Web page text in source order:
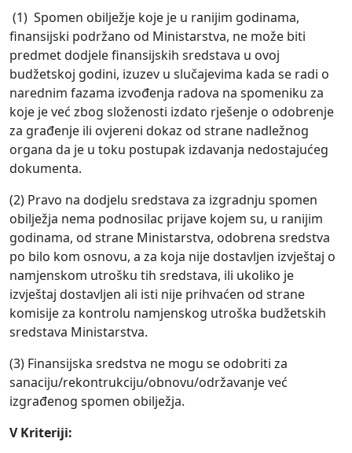
(1) Spomen obilježje koje je u ranijim godinama,
finansijski podržano od Ministarstva, ne može biti
predmet dodjele finansijskih sredstava u ovoj
budžetskoj godini, izuzev u slučajevima kada se radi o
narednim fazama izvođenja radova na spomeniku za
koje je već zbog složenosti izdato rješenje o odobrenje
za građenje ili ovjereni dokaz od strane nadležnog
organa da je u toku postupak izdavanja nedostajućeg
dokumenta.
(2) Pravo na dodjelu sredstava za izgradnju spomen
obilježja nema podnosilac prijave kojem su, u ranijim
godinama, od strane Ministarstva, odobrena sredstva
po bilo kom osnovu, a za koja nije dostavljen izvještaj о
namjenskom utrošku tih sredstava, ili ukoliko je
izvještaj dostavljen ali isti nije prihvaćen od strane
komisije za kontrolu namjenskog utroška budžetskih
sredstava Ministarstva.
(3) Finansijska sredstva ne mogu se odobriti za
sanaciju/rekontrukciju/obnovu/održavanje već
izgrađenog spomen obilježja.
V Kriteriji: